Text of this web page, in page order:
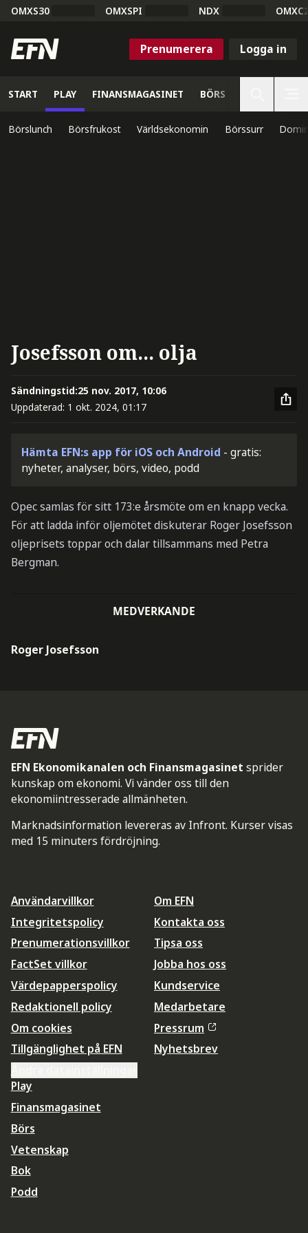
OMXS30 OMXSPI NDX
Prenumerera Logga in
START PLAY FINANSMAGASINET BÖRS
Börslunch Börsfrukost Världsekonomin Börssurr
Josefsson om... olja
Sändningstid:25 nov. 2017, 10:06
Uppdaterad: 1 okt. 2024, 01:17
Hämta EFN:s app för iOS och Android - gratis:
nyheter, analyser, börs, video, podd
Opec samlas för sitt 173:e årsmöte om en knapp vecka.
För att ladda inför oljemötet diskuterar Roger Josefsson
oljeprisets toppar och dalar tillsammans med Petra
Bergman.
MEDVERKANDE
Roger Josefsson
EFN Ekonomikanalen och Finansmagasinet sprider
kunskap om ekonomi. Vi vänder oss till den
ekonomiintresserade allmänheten.
Marknadsinformation levereras av Infront. Kurser visas
med 15 minuters fördröjning.
Användarvillkor
Integritetspolicy
Prenumerationsvillkor
FactSet villkor
Värdepapperspolicy
Redaktionell policy
Om cookies
Tillgänglighet på EFN
Om EFN
Kontakta oss
Tipsa oss
Jobba hos oss
Kundservice
Medarbetare
Pressrum
Nyhetsbrev
Play
Finansmagasinet
Börs
Vetenskap
Bok
Podd